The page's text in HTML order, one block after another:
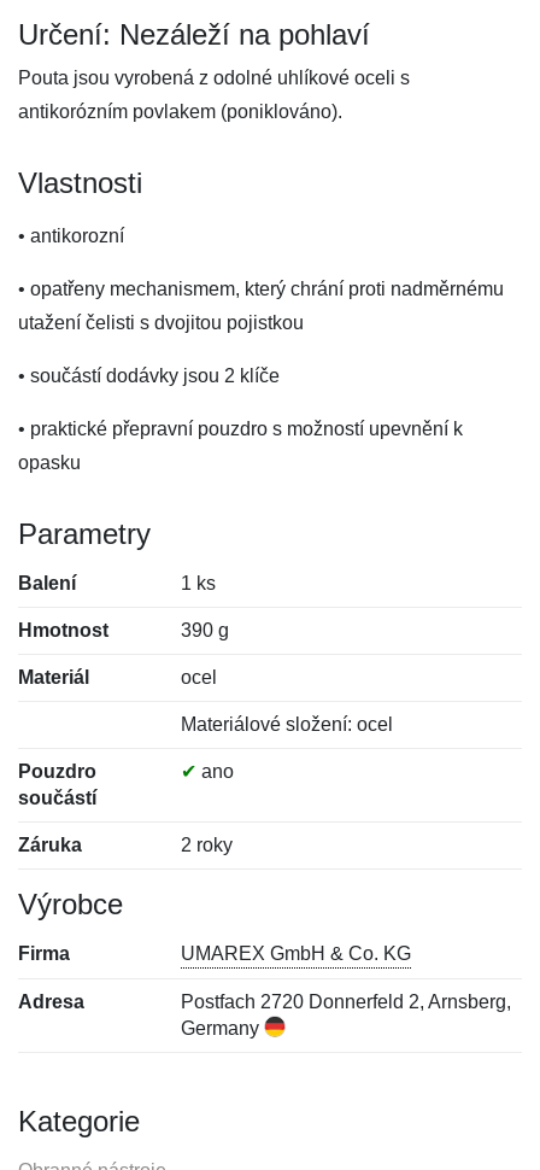
Určení: Nezáleží na pohlaví
Pouta jsou vyrobená z odolné uhlíkové oceli s
antikorózním povlakem (poniklováno).
Vlastnosti
• antikorozní
• opatřeny mechanismem, který chrání proti nadměrnému
utažení čelisti s dvojitou pojistkou
• součástí dodávky jsou 2 klíče
• praktické přepravní pouzdro s možností upevnění k
opasku
Parametry
Balení 1 ks
Hmotnost 390 g
Materiál ocel
Materiálové složení: ocel
Pouzdro
součástí
✔ ano
Záruka 2 roky
Výrobce
Firma UMAREX GmbH & Co. KG
Adresa
Postfach 2720 Donnerfeld 2, Arnsberg,
Germany
Kategorie